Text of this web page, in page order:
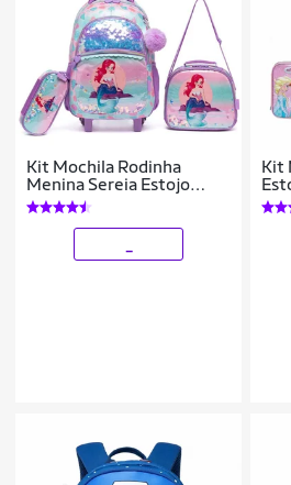
Kit Mochila Rodinha
Menina Sereia Estojo
Organizador Lancheira
Térmica 27 Litros
Kit